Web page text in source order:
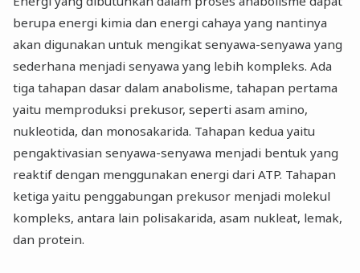
berupa energi kimia dan energi cahaya yang nantinya
akan digunakan untuk mengikat senyawa-senyawa yang
sederhana menjadi senyawa yang lebih kompleks. Ada
tiga tahapan dasar dalam anabolisme, tahapan pertama
yaitu memproduksi prekusor, seperti asam amino,
nukleotida, dan monosakarida. Tahapan kedua yaitu
pengaktivasian senyawa-senyawa menjadi bentuk yang
reaktif dengan menggunakan energi dari ATP. Tahapan
ketiga yaitu penggabungan prekusor menjadi molekul
kompleks, antara lain polisakarida, asam nukleat, lemak,
dan protein.